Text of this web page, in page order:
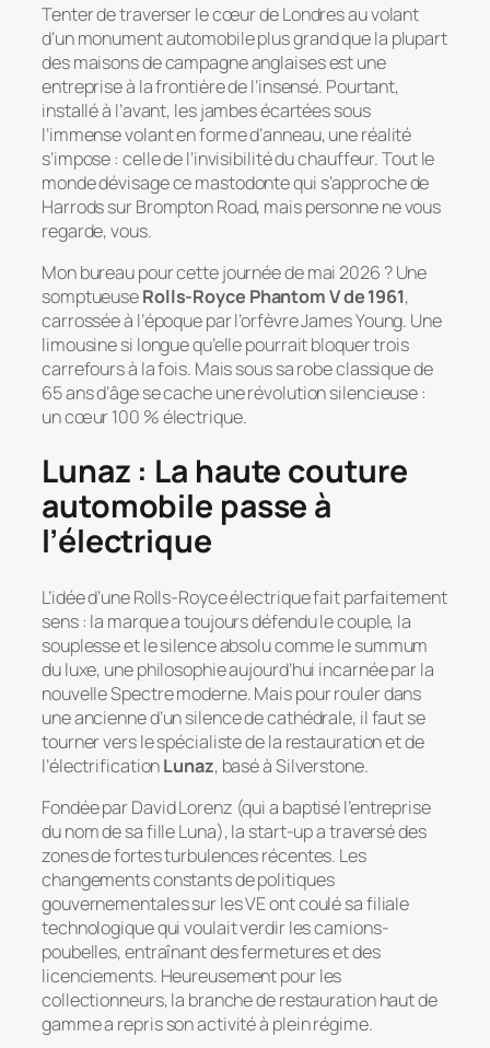
Tenter de traverser le cœur de Londres au volant
d’un monument automobile plus grand que la plupart
des maisons de campagne anglaises est une
entreprise à la frontière de l’insensé. Pourtant,
installé à l’avant, les jambes écartées sous
l’immense volant en forme d’anneau, une réalité
s’impose : celle de l’invisibilité du chauffeur. Tout le
monde dévisage ce mastodonte qui s’approche de
Harrods sur Brompton Road, mais personne ne vous
regarde, vous.
Mon bureau pour cette journée de mai 2026 ? Une
somptueuseRolls-Royce Phantom V de 1961,
carrossée à l’époque par l’orfèvre James Young. Une
limousine si longue qu’elle pourrait bloquer trois
carrefours à la fois. Mais sous sa robe classique de
65 ans d’âge se cache une révolution silencieuse :
un cœur 100 % électrique.
Lunaz : La haute couture
automobile passe à
l’électrique
L’idée d’une Rolls-Royce électrique fait parfaitement
sens : la marque a toujours défendu le couple, la
souplesse et le silence absolu comme le summum
du luxe, une philosophie aujourd’hui incarnée par la
nouvelle Spectre moderne. Mais pour rouler dans
une ancienne d’un silence de cathédrale, il faut se
tourner vers le spécialiste de la restauration et de
l’électrificationLunaz, basé à Silverstone.
Fondée par David Lorenz (qui a baptisé l’entreprise
du nom de sa fille Luna), la start-up a traversé des
zones de fortes turbulences récentes. Les
changements constants de politiques
gouvernementales sur les VE ont coulé sa filiale
technologique qui voulait verdir les camions-
poubelles, entraînant des fermetures et des
licenciements. Heureusement pour les
collectionneurs, la branche de restauration haut de
gamme a repris son activité à plein régime.